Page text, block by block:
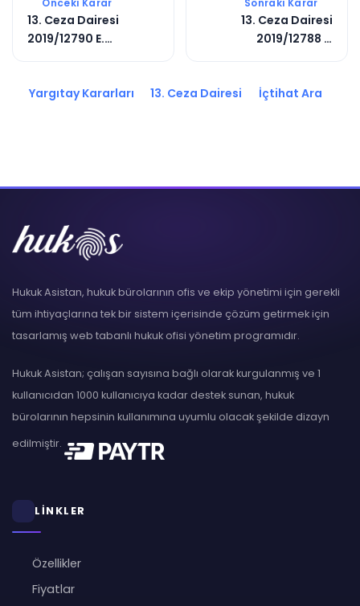
Önceki Karar
13. Ceza Dairesi
2019/12790 E.
Sonraki Karar
13. Ceza Dairesi
2019/12788 E.
Yargıtay Kararları 13. Ceza Dairesi İçtihat Ara
Hukuk Asistan, hukuk bürolarının ofis ve ekip yönetimi için gerekli
tüm ihtiyaçlarına tek bir sistem içerisinde çözüm getirmek için
tasarlamış web tabanlı hukuk ofisi yönetim programıdır.
Hukuk Asistan; çalışan sayısına bağlı olarak kurgulanmış ve 1
kullanıcıdan 1000 kullanıcıya kadar destek sunan, hukuk
bürolarının hepsinin kullanımına uyumlu olacak şekilde dizayn
edilmiştir.
LİNKLER
Özellikler
Fiyatlar